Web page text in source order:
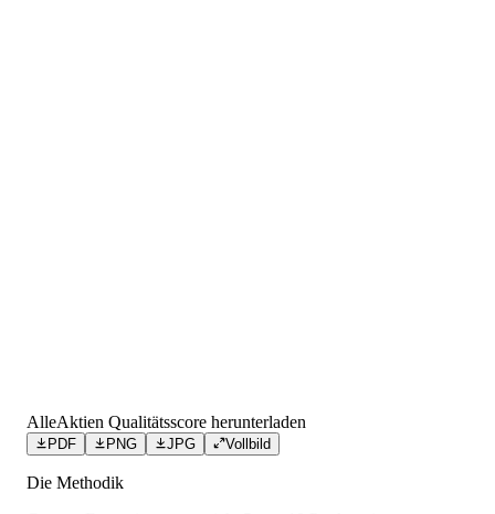
AlleAktien Qualitätsscore herunterladen
PDF PNG JPG Vollbild
Die Methodik